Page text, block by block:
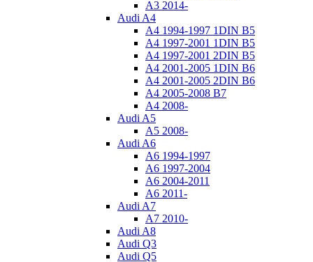
A3 2014-
Audi A4
A4 1994-1997 1DIN B5
A4 1997-2001 1DIN B5
A4 1997-2001 2DIN B5
A4 2001-2005 1DIN B6
A4 2001-2005 2DIN B6
A4 2005-2008 B7
A4 2008-
Audi A5
A5 2008-
Audi A6
A6 1994-1997
A6 1997-2004
A6 2004-2011
A6 2011-
Audi A7
A7 2010-
Audi A8
Audi Q3
Audi Q5